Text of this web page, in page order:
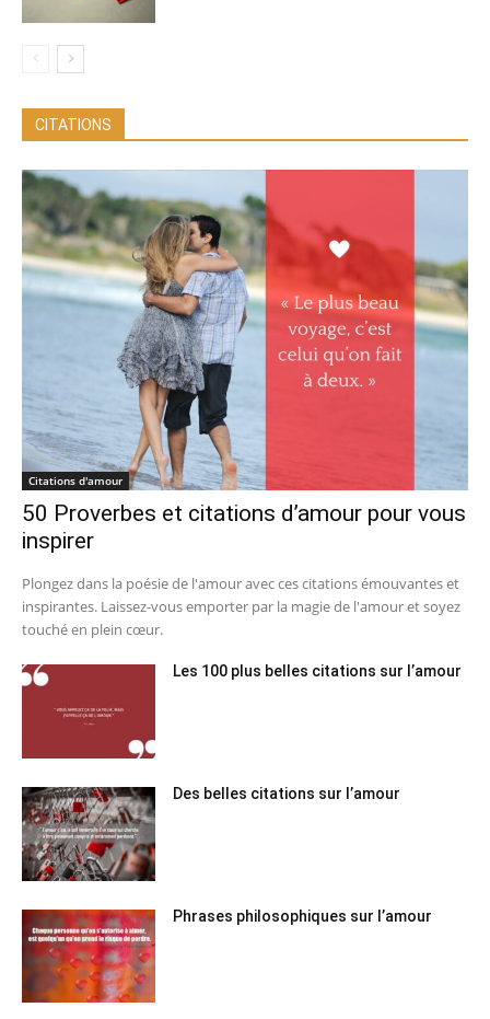
CITATIONS
Citations d'amour
50 Proverbes et citations d’amour pour vous
inspirer
Plongez dans la poésie de l'amour avec ces citations émouvantes et
inspirantes. Laissez-vous emporter par la magie de l'amour et soyez
touché en plein cœur.
Les 100 plus belles citations sur l’amour
Des belles citations sur l’amour
Phrases philosophiques sur l’amour